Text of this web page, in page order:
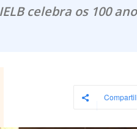
IELB celebra os 100